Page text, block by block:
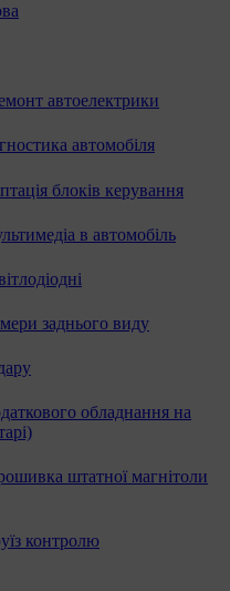
автоелектрики
автомобіля
блоків керування
в автомобіль
заднього виду
обладнання на
штатної магнітоли
контролю